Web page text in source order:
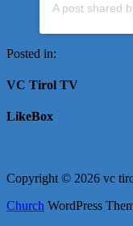
A post shared
Posted in:
VC Tirol TV
LikeBox
Copyright © 2026 vc
Church WordPress